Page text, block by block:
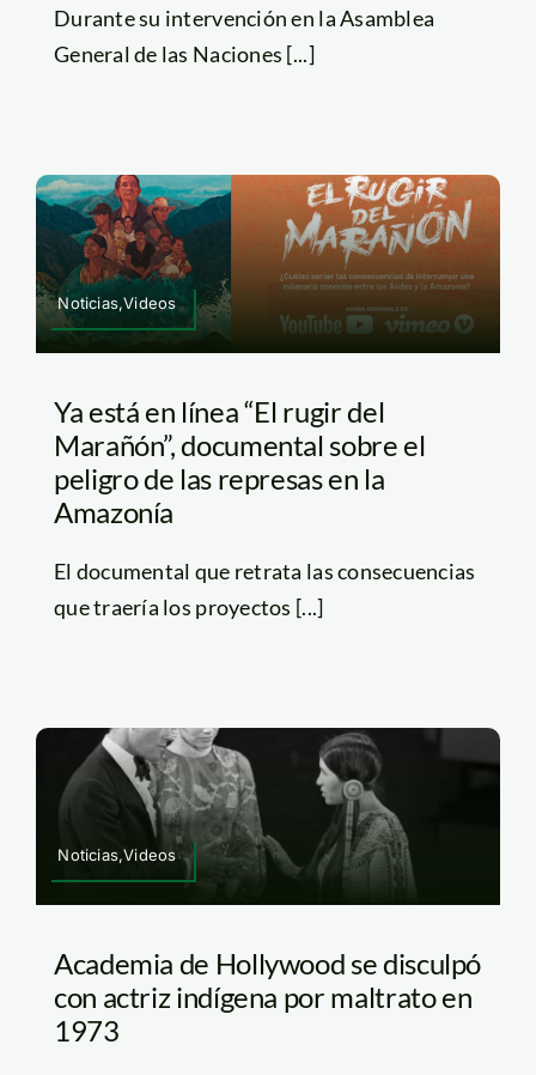
Durante su intervención en la Asamblea
General de las Naciones [...]
Noticias,Videos
Ya está en línea “El rugir del
Marañón”, documental sobre el
peligro de las represas en la
Amazonía
El documental que retrata las consecuencias
que traería los proyectos [...]
Noticias,Videos
Academia de Hollywood se disculpó
con actriz indígena por maltrato en
1973